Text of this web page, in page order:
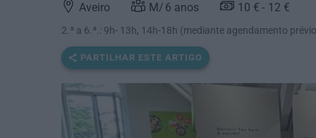
Aveiro 6 anos 10 € 12 €
2.ª a 6.ª.: 9h- 13h, 14h-18h (mediante agendamento
PARTILHAR ESTE ARTIGO